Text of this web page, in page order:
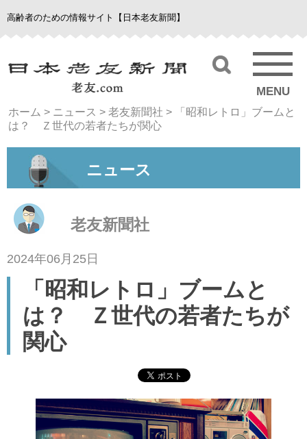
高齢者のための情報サイト【日本老友新聞】
MENU
ホーム > ニュース > 老友新聞社 >
「昭和レトロ」ブームと
は？ Ｚ世代の若者たちが関心
ニュース
老友新聞社
2024年06月25日
「昭和レトロ」ブームと
は？ Ｚ世代の若者たちが
関心